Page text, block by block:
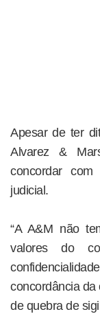
Apesar de ter
Alvarez &
concordar
judicial.
“A A&M não
valores do
concordância da
de quebra de